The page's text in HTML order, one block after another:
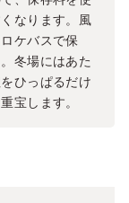
なります。風
ケバスで保
冬場にはあた
ひっぱるだけ
宝します。